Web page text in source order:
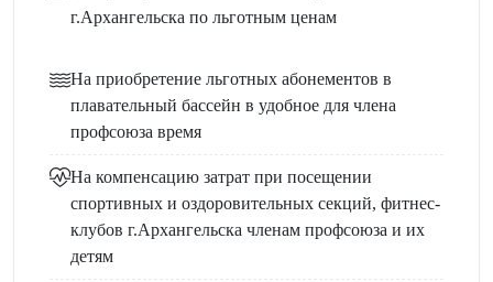
г.Архангельска по льготным ценам
На приобретение льготных абонементов в
плавательный бассейн в удобное для члена
профсоюза время
На компенсацию затрат при посещении
спортивных и оздоровительных секций, фитнес-
клубов г.Архангельска членам профсоюза и их
детям